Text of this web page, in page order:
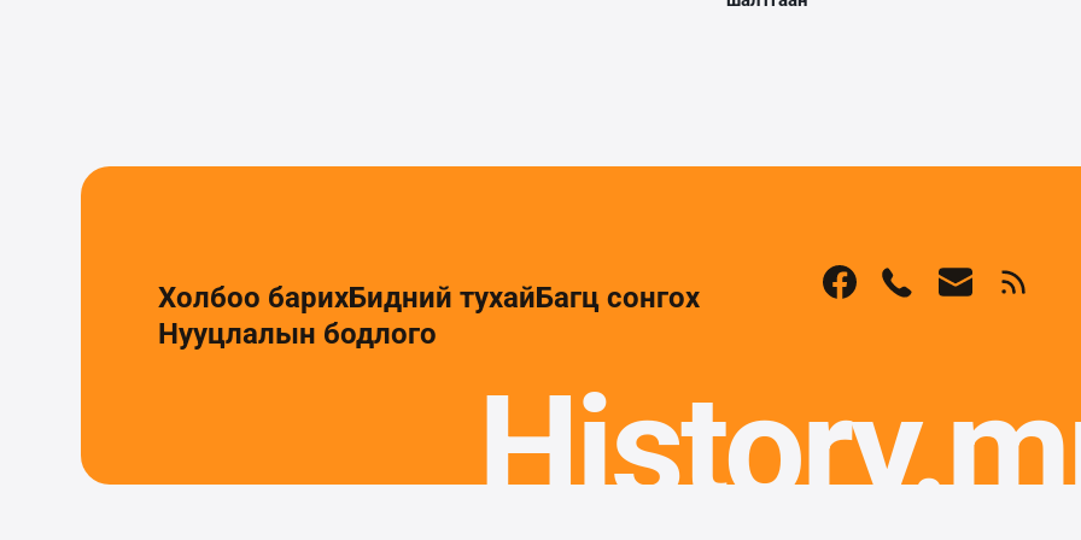
Холбоо барихБидний тухайБагц сонгох
Нууцлалын бодлого